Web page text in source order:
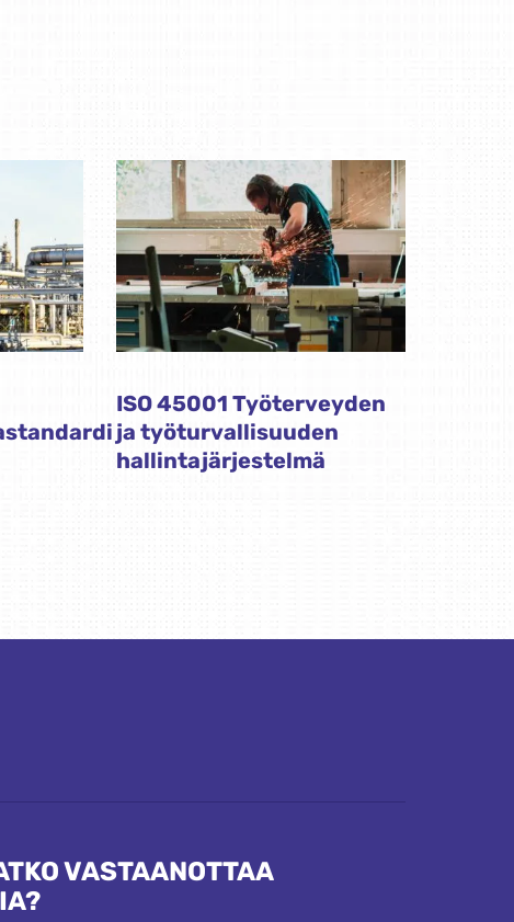
ISO 45001 Työterveyden
ja työturvallisuuden
hallintajärjestelmä
VASTAANOTTAA